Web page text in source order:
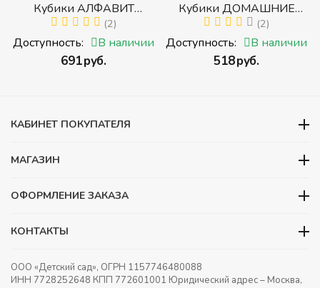
Кубики АЛФАВИТ
РУССКИЙ С ЦИФРАМИ
(Томик) (Набор кубиков с
буквами, цифрами,
математическими знаками
(2)
Доступность: В наличии
‍691‍руб.
Кубики ДОМАШНИЕ
ЖИВОТНЫЕ (Томик)
(Набор кубиков
разрезных (складных))
(2)
Доступность: В наличии
‍518‍руб.
КАБИНЕТ ПОКУПАТЕЛЯ
МАГАЗИН
ОФОРМЛЕНИЕ ЗАКАЗА
КОНТАКТЫ
ООО «Детский сад», ОГРН 1157746480088
ИНН 7728252648 КПП 772601001 Юридический адрес – Москва,